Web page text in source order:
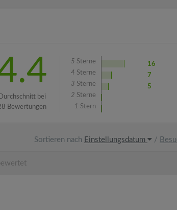
Durchschnitt bei
Bewertungen
5 Sterne
16
4 Sterne
7
3 Sterne
5
2 Sterne
1 Stern
Sortieren nach Einstellungsdatum /